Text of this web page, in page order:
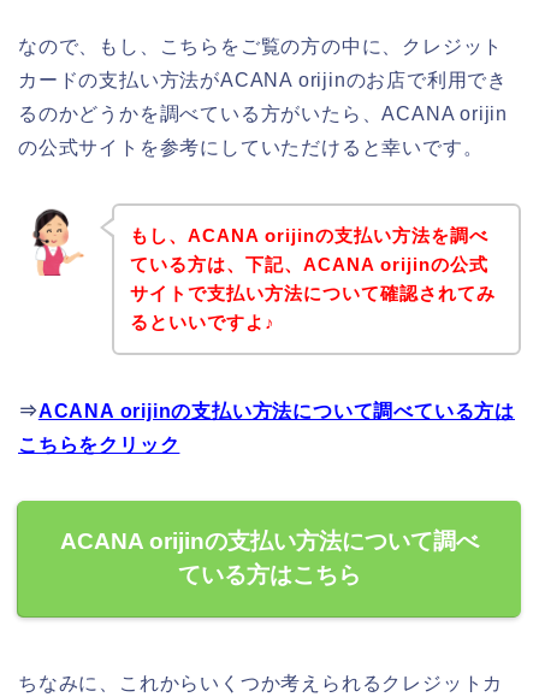
なので、もし、こちらをご覧の方の中に、クレジット
カードの支払い方法がACANA orijinのお店で利用でき
るのかどうかを調べている方がいたら、ACANA orijin
の公式サイトを参考にしていただけると幸いです。
もし、ACANA orijinの支払い方法を調べ
ている方は、下記、ACANA orijinの公式
サイトで支払い方法について確認されてみ
るといいですよ♪
⇒ACANA orijinの支払い方法について調べている方は
こちらをクリック
ACANA orijinの支払い方法について調べ
ている方はこちら
ちなみに、これからいくつか考えられるクレジットカ